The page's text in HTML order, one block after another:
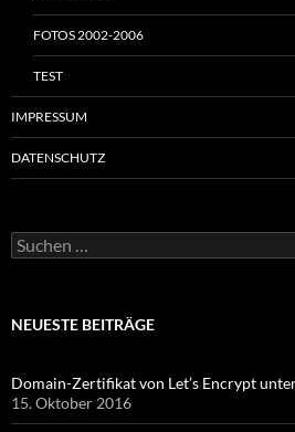
FOTOS 2002-2006
TEST
IMPRESSUM
DATENSCHUTZ
Suchen
nach:
NEUESTE BEITRÄGE
Domain-Zertifikat von Let’s Encrypt
15. Oktober 2016